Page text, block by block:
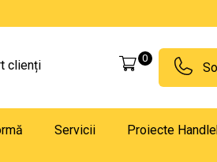
clienți 0
Servicii Proiecte